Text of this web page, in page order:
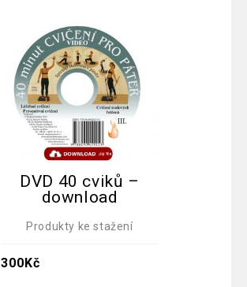
DVD 40 cviků –
download
Produkty ke stažení
300Kč